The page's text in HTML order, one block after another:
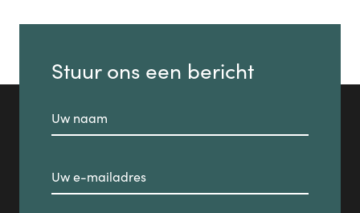
Stuur ons een bericht